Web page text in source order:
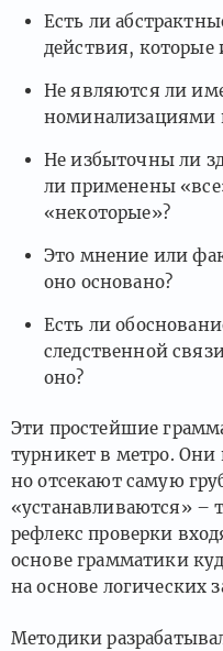
Есть ли
действия,
Не являются ли
номинализациями
Не избыточны ли
ли применены
«некоторые»?
Это мнение или
оно основано?
Есть ли
следственной
оно?
Эти простейшие
турникет в метро. Они
но отсекают самую
«устанавливаются» –
рефлекс проверки
основе грамматики
на основе логических
Методики